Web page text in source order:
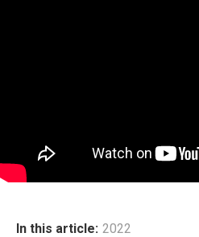
In this article: 2022